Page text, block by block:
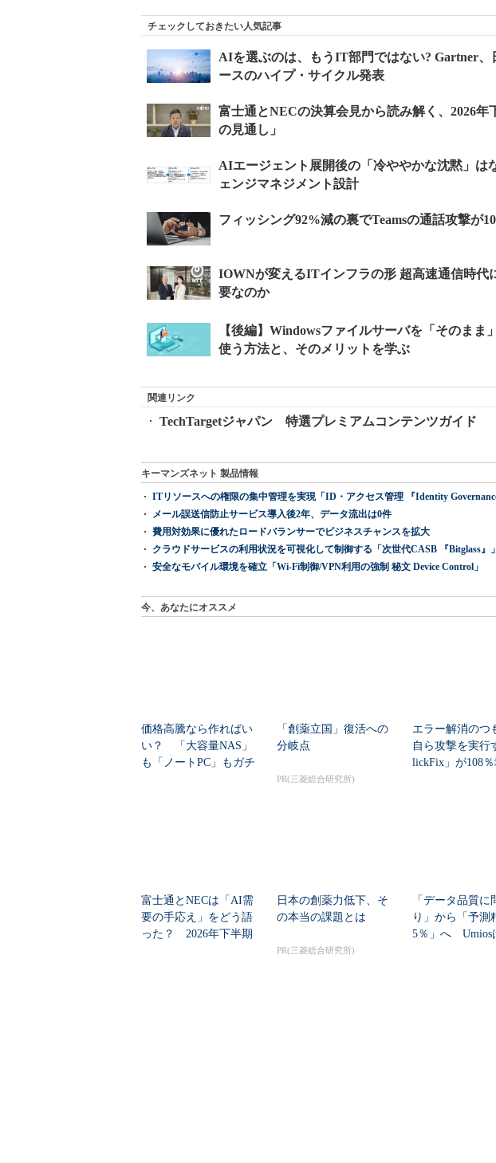
チェックしておきたい人気記事
関連リンク
TechTargetジャパン 特選プレミアムコンテンツガイド
キーマンズネット 製品情報
ITリソースへの権限の集中管理を実現「ID・アクセス管理 『Identity
メール誤送信防止サービス導入後2年、データ流出は0件
費用対効果に優れたロードバランサーでビジネスチャンスを拡大
クラウドサービスの利用状況を可視化して制御する「次世代CASB 『Bitglass』」
安全なモバイル環境を確立「Wi-Fi制御/VPN利用の強制 秘文 Device Control」
今、あなたにオススメ
価格高騰なら作ればい
い？ 「大容量NAS」
も「ノートPC」もガチ
「創薬立国」復活への
分岐点
PR(三菱総合研究所)
エラー解消のつ
自ら攻撃を実行
lickFix」が108
富士通とNECは「AI需
要の手応え」をどう語
った？ 2026年下半期
日本の創薬力低下、そ
の本当の課題とは
PR(三菱総合研究所)
「データ品質に
り」から「予測
5％」へ Umios